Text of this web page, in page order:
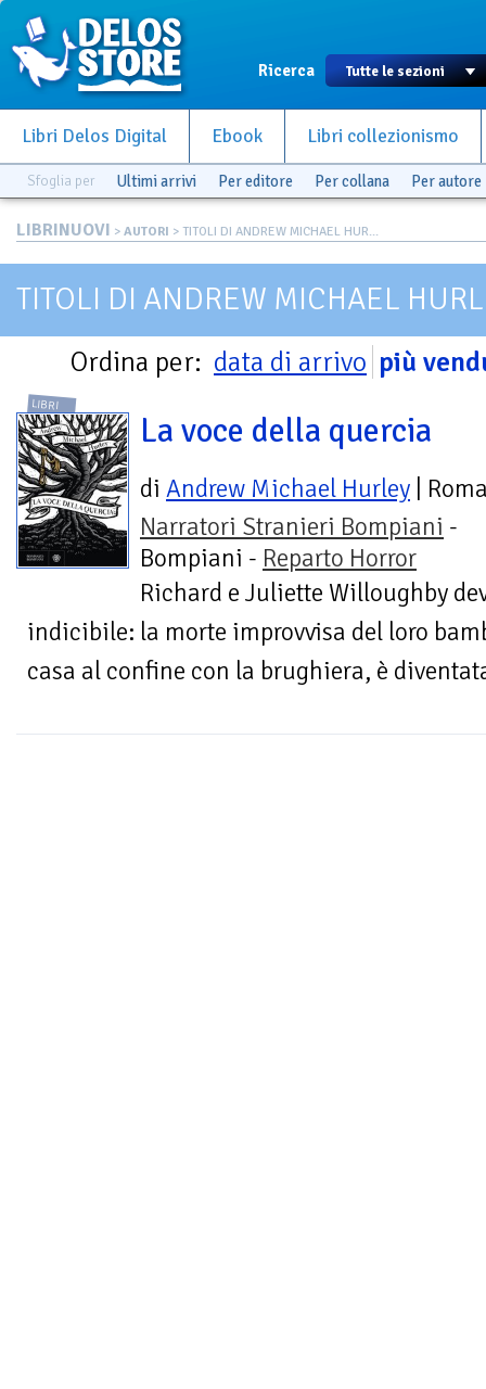
Ricerca
Libri Delos Digital Ebook Libri collezionismo
Sfoglia per Ultimi arrivi Per editore Per collana Per autore
LIBRINUOVI > AUTORI > TITOLI DI ANDREW MICHAEL HUR...
TITOLI DI ANDREW MICHAEL
Ordina per: data di arrivo più
LIBRI
La voce della quercia
di Andrew Michael Hurley |
Narratori Stranieri Bompiani -
Bompiani - Reparto Horror
Richard e Juliette Willoughby
indicibile: la morte improvvisa del loro
casa al confine con la brughiera, è